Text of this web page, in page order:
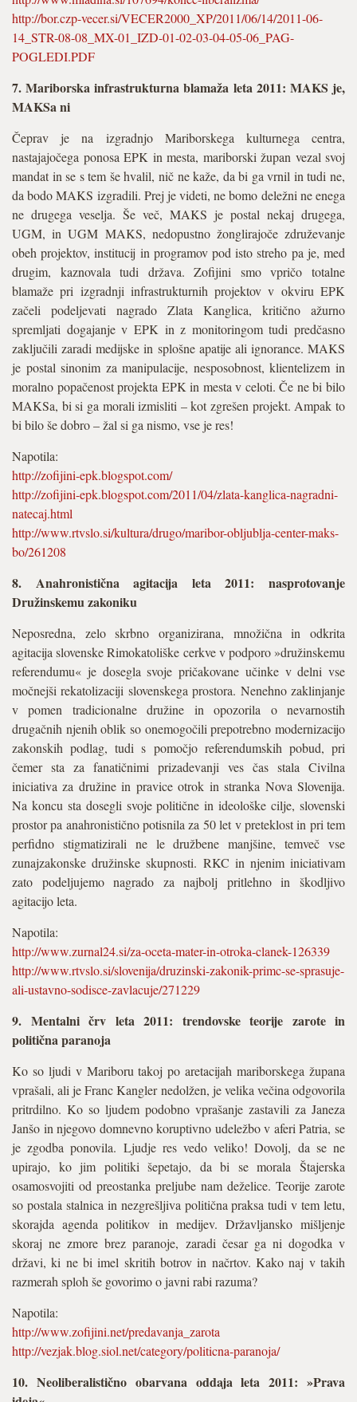
http://bor.czp-vecer.si/VECER2000_XP/2011/06/14/2011-06-
14_STR-08-08_MX-01_IZD-01-02-03-04-05-06_PAG-
POGLEDI.PDF
7. Mariborska infrastrukturna blamaža leta 2011: MAKS je,
MAKSa ni
Čeprav je na izgradnjo Mariborskega kulturnega centra,
nastajajočega ponosa EPK in mesta, mariborski župan vezal svoj
mandat in se s tem še hvalil, nič ne kaže, da bi ga vrnil in tudi ne,
da bodo MAKS izgradili. Prej je videti, ne bomo deležni ne enega
ne drugega veselja. Še več, MAKS je postal nekaj drugega,
UGM, in UGM MAKS, nedopustno žonglirajoče združevanje
obeh projektov, institucij in programov pod isto streho pa je, med
drugim, kaznovala tudi država. Zofijini smo vpričo totalne
blamaže pri izgradnji infrastrukturnih projektov v okviru EPK
začeli podeljevati nagrado Zlata Kanglica, kritično ažurno
spremljati dogajanje v EPK in z monitoringom tudi predčasno
zaključili zaradi medijske in splošne apatije ali ignorance. MAKS
je postal sinonim za manipulacije, nesposobnost, klientelizem in
moralno popačenost projekta EPK in mesta v celoti. Če ne bi bilo
MAKSa, bi si ga morali izmisliti – kot zgrešen projekt. Ampak to
bi bilo še dobro – žal si ga nismo, vse je res!
Napotila:
http://zofijini-epk.blogspot.com/
http://zofijini-epk.blogspot.com/2011/04/zlata-kanglica-nagradni-
natecaj.html
http://www.rtvslo.si/kultura/drugo/maribor-obljublja-center-maks-
bo/261208
8. Anahronistična agitacija leta 2011: nasprotovanje
Družinskemu zakoniku
Neposredna, zelo skrbno organizirana, množična in odkrita
agitacija slovenske Rimokatoliške cerkve v podporo »družinskemu
referendumu« je dosegla svoje pričakovane učinke v delni vse
močnejši rekatolizaciji slovenskega prostora. Nenehno zaklinjanje
v pomen tradicionalne družine in opozorila o nevarnostih
drugačnih njenih oblik so onemogočili prepotrebno modernizacijo
zakonskih podlag, tudi s pomočjo referendumskih pobud, pri
čemer sta za fanatičnimi prizadevanji ves čas stala Civilna
iniciativa za družine in pravice otrok in stranka Nova Slovenija.
Na koncu sta dosegli svoje politične in ideološke cilje, slovenski
prostor pa anahronistično potisnila za 50 let v preteklost in pri tem
perfidno stigmatizirali ne le družbene manjšine, temveč vse
zunajzakonske družinske skupnosti. RKC in njenim iniciativam
zato podeljujemo nagrado za najbolj pritlehno in škodljivo
agitacijo leta.
Napotila:
http://www.zurnal24.si/za-oceta-mater-in-otroka-clanek-126339
http://www.rtvslo.si/slovenija/druzinski-zakonik-primc-se-sprasuje-
ali-ustavno-sodisce-zavlacuje/271229
9. Mentalni črv leta 2011: trendovske teorije zarote in
politična paranoja
Ko so ljudi v Mariboru takoj po aretacijah mariborskega župana
vprašali, ali je Franc Kangler nedolžen, je velika večina odgovorila
pritrdilno. Ko so ljudem podobno vprašanje zastavili za Janeza
Janšo in njegovo domnevno koruptivno udeležbo v aferi Patria, se
je zgodba ponovila. Ljudje res vedo veliko! Dovolj, da se ne
upirajo, ko jim politiki šepetajo, da bi se morala Štajerska
osamosvojiti od preostanka preljube nam deželice. Teorije zarote
so postala stalnica in nezgrešljiva politična praksa tudi v tem letu,
skorajda agenda politikov in medijev. Državljansko mišljenje
skoraj ne zmore brez paranoje, zaradi česar ga ni dogodka v
državi, ki ne bi imel skritih botrov in načrtov. Kako naj v takih
razmerah sploh še govorimo o javni rabi razuma?
Napotila:
http://www.zofijini.net/predavanja_zarota
http://vezjak.blog.siol.net/category/politicna-paranoja/
10. Neoliberalistično obarvana oddaja leta 2011: »Prava